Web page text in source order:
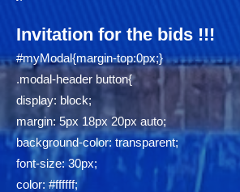
Invitation for the bids !!!
#myModal{margin-top:0px;}
.modal-header button{
display: block;
margin: 5px 18px 20px auto;
background-color: transparent;
font-size: 30px;
color: #ffffff;